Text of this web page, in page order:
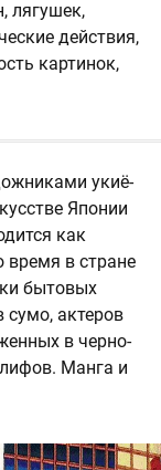
лягушек,
действия,
картинок,
укиё-
Японии
как
время в стране
бытовых
сумо, актеров
в черно-
Манга и